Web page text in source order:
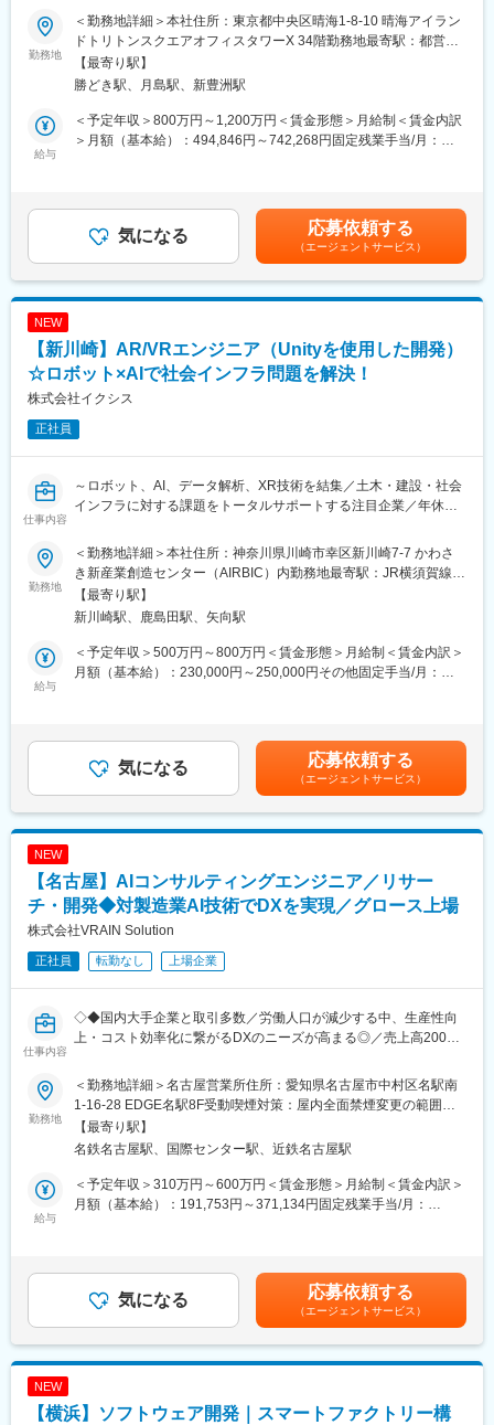
現在はAI外観検査事業およびコンサルティング事業を中心に事業
拡大しており、今後も製造現場における様々な課題解決に向け
た、自社製のAIソフトウェア×IoTによる新たなソリューション領
域へと事業を拡大していきます。
変更の範囲：会社の定める全ての業務
■仕事内容
当社は製造業向けAI画像検査システム「Phoenix」を自社開発して
います。
本ポジションでは、AIアルゴリズム開発を中心に、仕様検討・要
件定義からアルゴリズム設計、現場導入までを一貫して推進する
開発マネージャー候補としてご活躍いただきます。
具体的には、以下の開発テーマに挑戦できます：
・微細対象の検出精度向上：髪の毛や小さな欠陥など、微細な対
象の検出性能改善
・AI推論高速化・処理最適化：現場での処理速度向上や適用範囲
研究開発に留まらず、製造現場で実際に稼働するAIシステムとし
ての実装・最適化まで責任を持って関与できる点が特徴です。
また、今後の組織拡大を見据え、AI開発チームの技術的リードお
よびメンバーマネジメントも担っていただくことを期待していま
2024年2月に創業から3年11か月で上場した「モノづくりのあり方
を変え、世界を変えていく」をミッションに、AI×IoTで「製造現
当社は製造現場の自動化及び省人化を支援するべく、自社開発の
AI技術を活用したソフトウェアプロダクト + ハードウェアの両軸
で工場ラインのインテグレーション提案を行い、工場現場実装を
通じた課題解決型ソリューションを提供しています。
現在はAI外観検査事業およびコンサルティング事業を中心に事業
変更の範囲：会社の定める全ての業務
勤務地
＜勤務地詳細＞本社住所：東京都中央区晴海1-8-10 晴海アイラン
ドトリトンスクエアオフィスタワーX 34階勤務地最寄駅：都営大
江戸線／勝どき駅受動喫煙対策：屋内全面禁煙変更の範囲：会社
の定める事業所
【最寄り駅】
勝どき駅、月島駅、新豊洲駅
給与
＜予定年収＞800万円～1,200万円＜賃金形態＞月給制＜賃金内訳
＞月額（基本給）：494,846円～742,268円固定残業手当/月：
経験、スキル、年齢を考慮の上、当社規定により決定します。※年
収構成は、月給×12ヶ月となります。■人事評価：年2回※評価に応
じて給与改定を実施賃金はあくまでも目安の金額であり、選考を
通じて上下する可能性があります。月給(月額)は固定手当を含めた
表記です。
気になる 応募依頼する
（エージェントサービス）
NEW
【新川崎】AR/VRエンジニア（Unityを使用した開発）
☆ロボット×AIで社会インフラ問題を解決！
株式会社イクシス
正社員
仕事内容
～ロボット、AI、データ解析、XR技術を結集／土木・建設・社会
インフラに対する課題をトータルサポートする注目企業／年休
https://www.ixs.co.jp/
■当社の魅力：
「ロボット×テクノロジーで社会を守る」のミッションのもと、社
会・産業インフラの抱える老朽化・熟練技能者減といった社会的
課題の解決に注力しています。ロボット・IoT技術に加え、AI・
XR、3Dデータサービス技術を融合したソリューションを提供し
ています。
AI/ARデータサービス部門のエンジニアとして、ARを用いたソフ
トウェアの設計・開発業務とその推進をメインミッションとして
います。
・企業との共同開発案件の推進（企画・仕様検討・設計・開発実
務・現場実証・運用サポート）
・XR施工管理ソリューション：携帯端末の機能を活用して、現場
・移動体からの損傷検知サービス：車両や移動体から撮影した動
画をもとに、道路などの損傷等をAI検知。AIにより損傷位置の視
■トピックス：
中期経営方針のひとつとして、一人当たりの稼ぐ力・生産性向上
と合わせて、平均年収100万円アップを掲げています。高成長・
高収益化の成果を各ステークホルダー（顧客・社員・株主など）
にも還元できるよう推進しております。
勤務地
＜勤務地詳細＞本社住所：神奈川県川崎市幸区新川崎7-7 かわさ
き新産業創造センター（AIRBIC）内勤務地最寄駅：JR横須賀線／
新川崎駅受動喫煙対策：屋内喫煙可能場所あり
【最寄り駅】
新川崎駅、鹿島田駅、矢向駅
給与
＜予定年収＞500万円～800万円＜賃金形態＞月給制＜賃金内訳＞
月額（基本給）：230,000円～250,000円その他固定手当/月：
給有無＞有＜残業手当＞有＜給与補足＞※詳細に関しては面接時に
お伺いください。※想定年収は、賞与（月割支給）を含む昇給／年
1回（4月）決算賞与（業績による）賃金はあくまでも目安の金額
であり、選考を通じて上下する可能性があります。月給(月額)は固
定手当を含めた表記です。
気になる 応募依頼する
（エージェントサービス）
NEW
【名古屋】AIコンサルティングエンジニア／リサー
チ・開発◆対製造業AI技術でDXを実現／グロース上場
株式会社VRAIN Solution
正社員 転勤なし 上場企業
仕事内容
◇◆国内大手企業と取引多数／労働人口が減少する中、生産性向
上・コスト効率化に繋がるDXのニーズが高まる◎／売上高200%
メーカー出身の代表が設立◆◇
■当社について：
AI技術を活用し製造業の検査工程を自動化する企業です。自社開
発の画像検査ソフト『Phoenix』と専用ハードウェアを組み合わ
せ、製品のキズや不良を高精度で検出。人手不足や品質管理の課
題を解決し、製造現場のDX（デジタル化）を推進しています。
開発業務を行っていただきます。 単にアルゴリズムの検証を行う
だけでなく、データの取得部分の改善や現場での運用を目的とし
たアプリケーションの実装まで幅広く関わっていただきます。 ま
＜画像認識＞
勤務地
＜勤務地詳細＞名古屋営業所住所：愛知県名古屋市中村区名駅南
1-16-28 EDGE名駅8F受動喫煙対策：屋内全面禁煙変更の範囲：
会社の定める事業所
【最寄り駅】
名鉄名古屋駅、国際センター駅、近鉄名古屋駅
給与
＜予定年収＞310万円～600万円＜賃金形態＞月給制＜賃金内訳＞
月額（基本給）：191,753円～371,134円固定残業手当/月：
経験、スキル、年齢を考慮の上、当社規定により決定■人事評価：
年2回※評価に応じて給与改定を行う■年収構成：月給×12カ月とす
る賃金はあくまでも目安の金額であり、選考を通じて上下する可
能性があります。月給(月額)は固定手当を含めた表記です。
気になる 応募依頼する
（エージェントサービス）
NEW
【横浜】ソフトウェア開発｜スマートファクトリー構